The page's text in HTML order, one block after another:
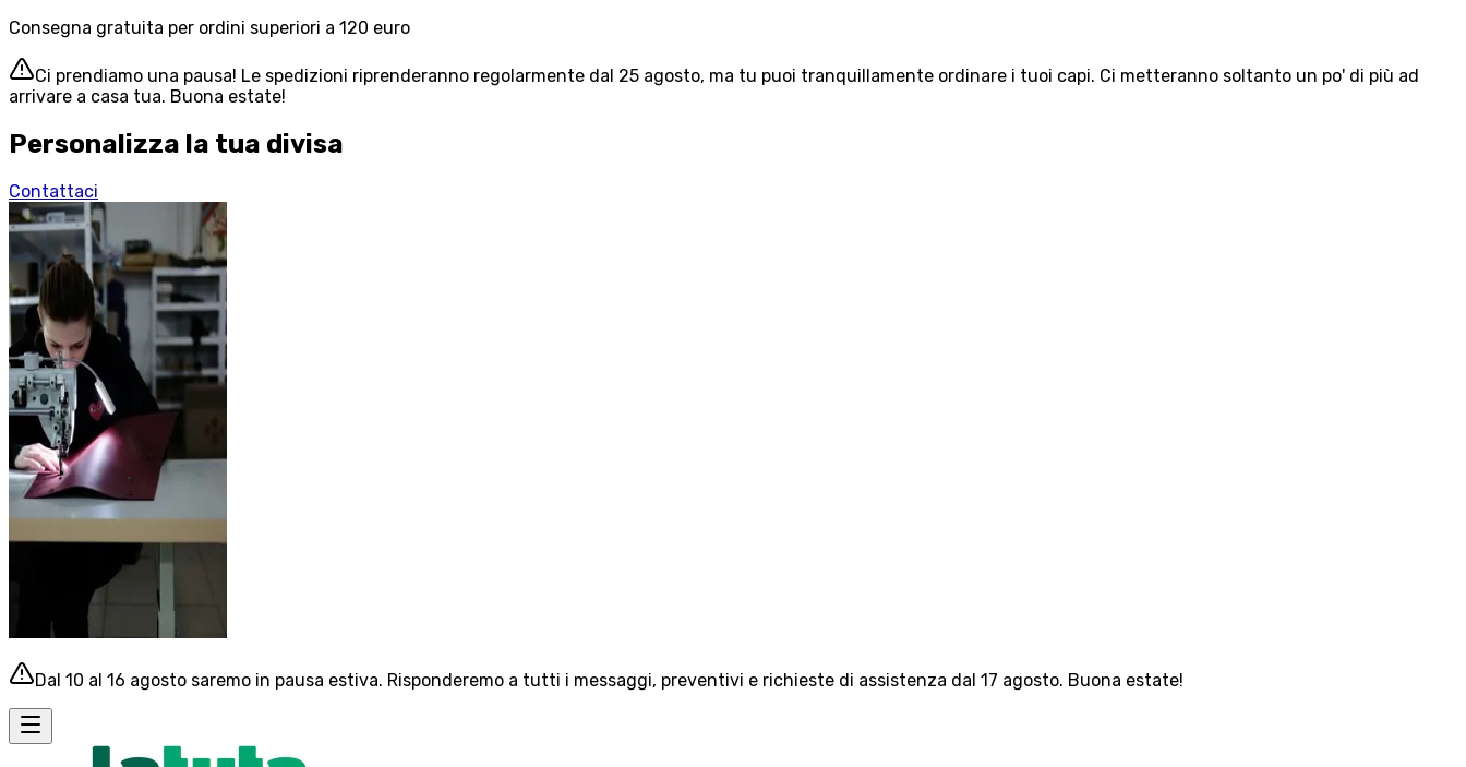
Consegna gratuita per ordini superiori a 120 euro
Ci prendiamo una pausa! Le spedizioni riprenderanno regolarmente dal 25 agosto, ma tu puoi tranquillamente ordinare i tuoi capi. Ci metteranno soltanto un po' di più ad
arrivare a casa tua. Buona estate!
Personalizza la tua divisa
Contattaci
Dal 10 al 16 agosto saremo in pausa estiva. Risponderemo a tutti i messaggi, preventivi e richieste di assistenza dal 17 agosto. Buona estate!